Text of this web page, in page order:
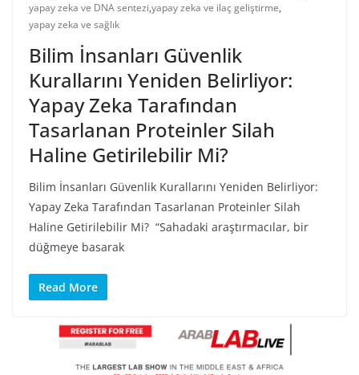
yapay zeka ve DNA sentezi,yapay zeka ve ilaç geliştirme,
yapay zeka ve sağlık
Bilim İnsanları Güvenlik
Kurallarını Yeniden Belirliyor:
Yapay Zeka Tarafından
Tasarlanan Proteinler Silah
Haline Getirilebilir Mi?
Bilim İnsanları Güvenlik Kurallarını Yeniden Belirliyor:
Yapay Zeka Tarafından Tasarlanan Proteinler Silah
Haline Getirilebilir Mi? “Sahadaki araştırmacılar, bir
düğmeye basarak
Read More